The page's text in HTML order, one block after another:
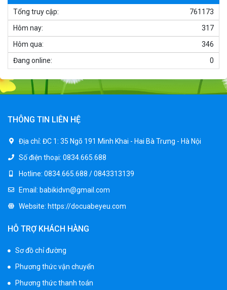
Xe ô tô điện trẻ em cảnh sát J2988
2.600.000 ₫
Xe ô tô điện trẻ em địa hình M666
2.400.000 ₫
Xe máy điện trẻ em BJQ-M03
1.650.000 ₫
1.530.000 ₫
1.950.000 ₫
520.000 ₫
750.000 ₫
761173
Tổng truy cập:
317
Hôm nay:
346
Hôm qua:
0
Đang online:
THÔNG TIN LIÊN HỆ
Địa chỉ: ĐC 1: 35 Ngõ 191 Minh Khai - Hai Bà Trưng - Hà Nội
Số điện thoại: 0834.665.688
Hotline: 0834.665.688 / 0843313139
Email: babikidvn@gmail.com
Website: https://docuabeyeu.com
HỖ TRỢ KHÁCH HÀNG
Sơ đồ chỉ đường
Phương thức vận chuyển
Phương thức thanh toán